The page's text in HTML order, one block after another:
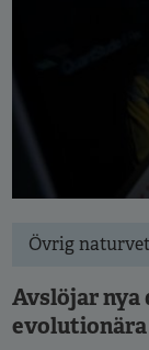
Övrig
Avslöjar